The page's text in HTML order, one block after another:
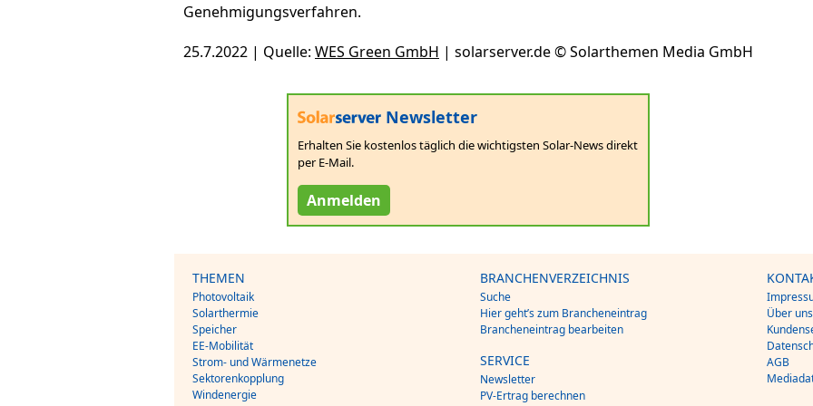
Genehmigungsverfahren.
25.7.2022 | Quelle: WES Green GmbH | solarserver.de © Solarthemen Media GmbH
Newsletter
Erhalten Sie kostenlos täglich die wichtigsten Solar-News direkt
per E-Mail.
Anmelden
THEMEN
Photovoltaik
Solarthermie
Speicher
EE-Mobilität
Strom- und Wärmenetze
Sektorenkopplung
Windenergie
BRANCHENVERZEICHNIS
Suche
Hier geht’s zum Brancheneintrag
Brancheneintrag bearbeiten
SERVICE
Newsletter
PV-Ertrag berechnen
Über uns
AGB